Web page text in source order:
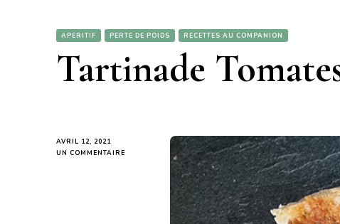
APERITIF PERTE DE POIDS RECETTES AU COMPANION
Tartinade
AVRIL 12, 2021
UN COMMENTAIRE